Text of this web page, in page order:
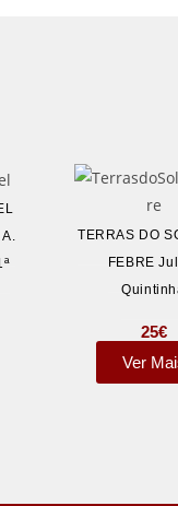
TERRAS DO
FEBRE
25€
Ver